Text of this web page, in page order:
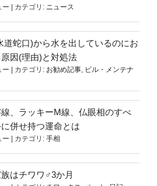
ー | カテゴリ: ニュース
道蛇口)から水を出しているのにお
因(理由)と対処法
ー | カテゴリ: お勧め記事 ビル・メンテナ
、ラッキーM線、仏眼相のすべ
併せ持つ運命とは
ー | カテゴリ: 手相
はチワワ♂3か月